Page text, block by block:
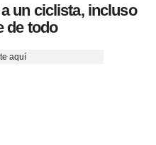
un ciclista, incluso
de todo
aquí